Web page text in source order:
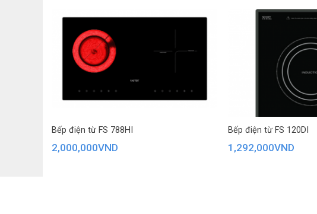
Bếp điện từ FS 788HI
2,000,000VND
Bếp điện từ FS 120DI
1,292,000VND